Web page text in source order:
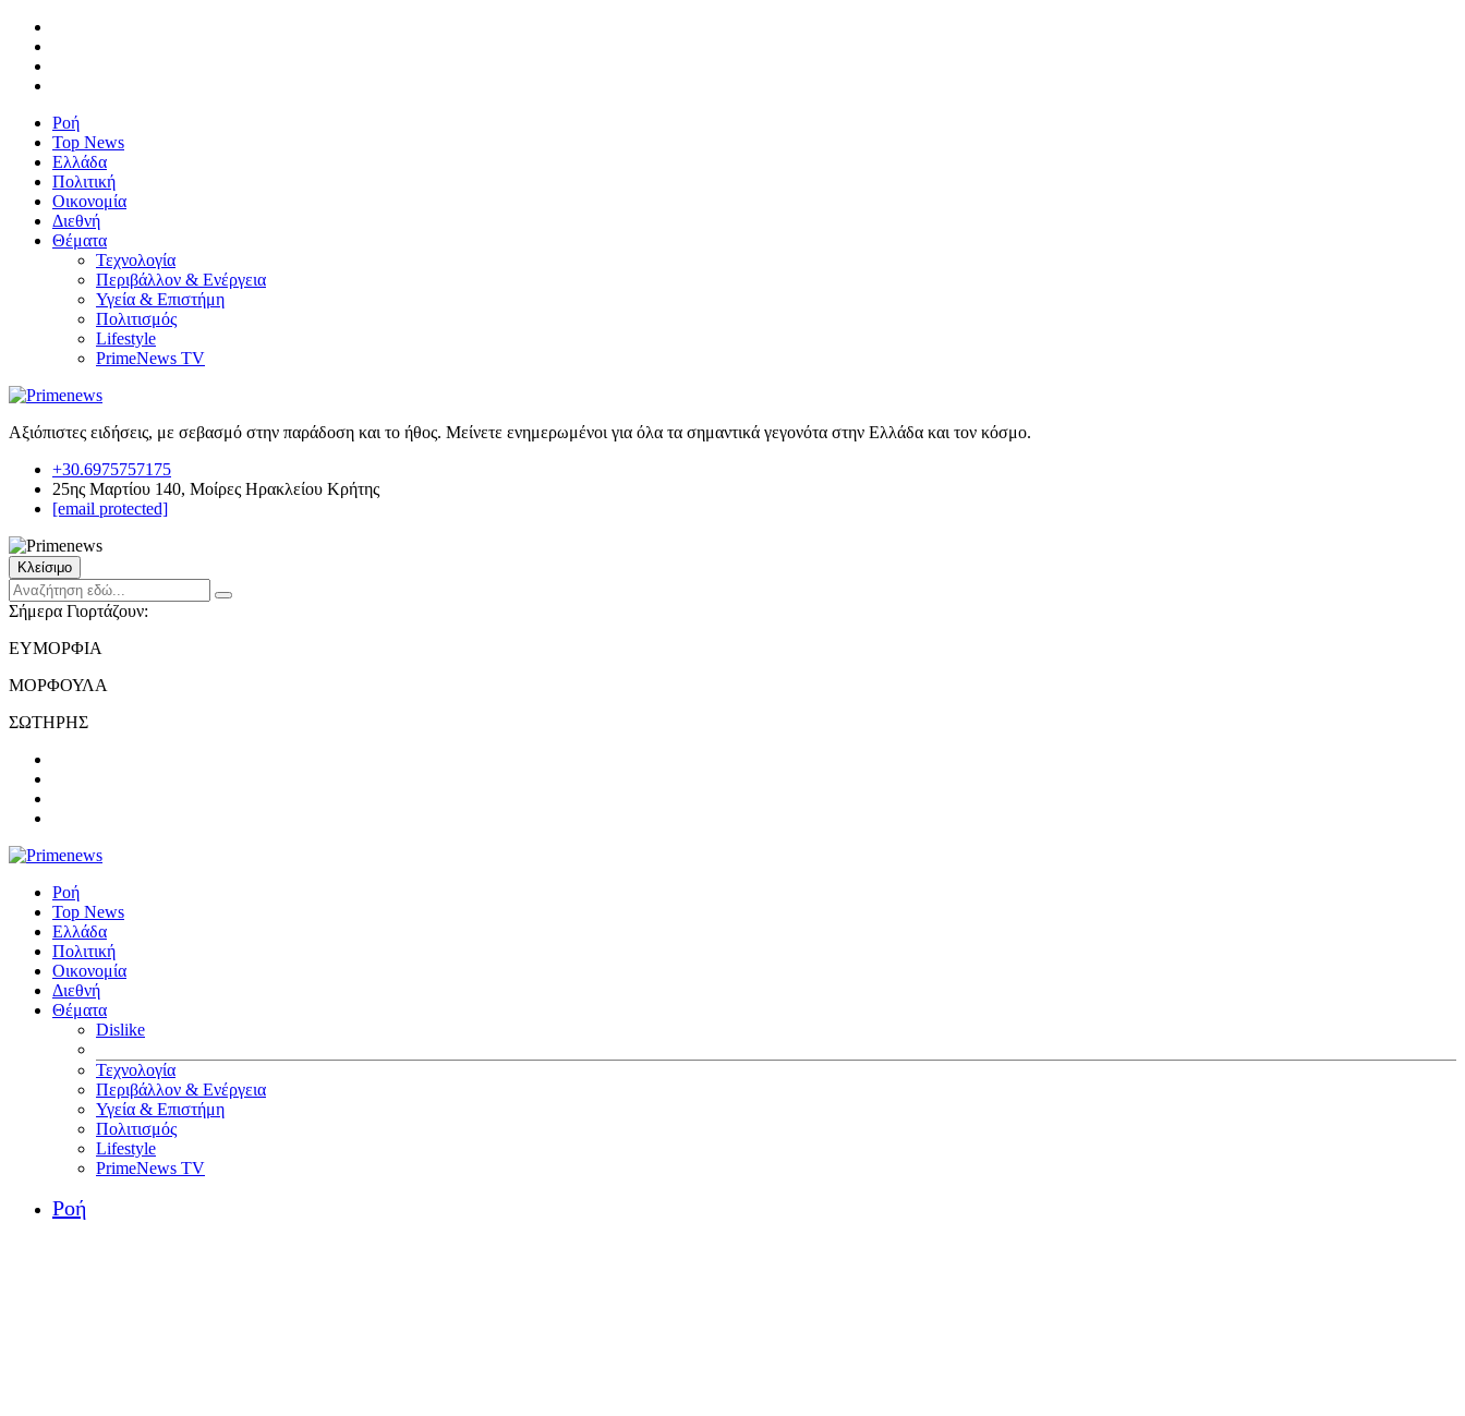
Ροή
Top News
Ελλάδα
Πολιτική
Οικονομία
Διεθνή
Θέματα
Τεχνολογία
Περιβάλλον & Ενέργεια
Υγεία & Επιστήμη
Πολιτισμός
Lifestyle
PrimeNews TV
Αξιόπιστες ειδήσεις, με σεβασμό στην παράδοση και το ήθος. Μείνετε ενημερωμένοι για όλα τα σημαντικά γεγονότα στην Ελλάδα και τον κόσμο.
+30.6975757175
25ης Μαρτίου 140, Μοίρες Ηρακλείου Κρήτης
[email protected]
Κλείσιμο
Σήμερα Γιορτάζουν:
ΕΥΜΟΡΦΙΑ
ΜΟΡΦΟΥΛΑ
ΣΩΤΗΡΗΣ
Ροή
Top News
Ελλάδα
Πολιτική
Οικονομία
Διεθνή
Θέματα
Dislike
Τεχνολογία
Περιβάλλον & Ενέργεια
Υγεία & Επιστήμη
Πολιτισμός
Lifestyle
PrimeNews TV
Ροή